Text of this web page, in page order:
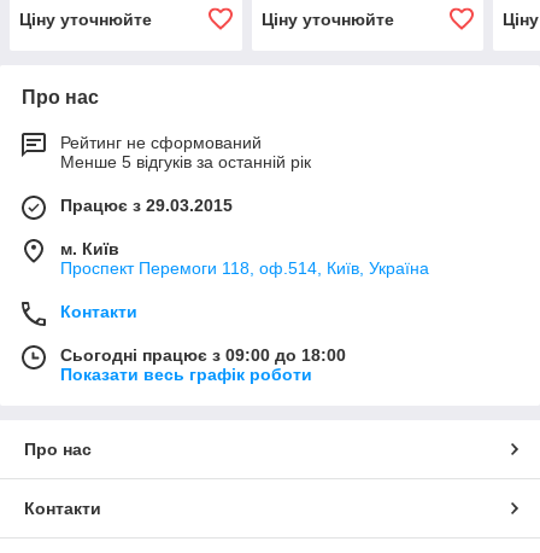
Ціну уточнюйте
Ціну уточнюйте
Про нас
Рейтинг не сформований
Менше 5 відгуків за останній рік
Працює з 29.03.2015
м. Київ
Проспект Перемоги 118, оф.514, Київ, Україна
Контакти
Сьогодні працює з 09:00 до 18:00
Показати весь графік роботи
Про нас
Контакти